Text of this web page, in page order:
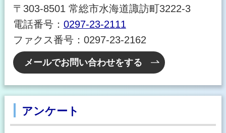
〒303-8501 常総市水海道諏訪町3222-3
電話番号： 0297-23-2111
ファクス番号：0297-23-2162
メールでお問い合わせをする
アンケート